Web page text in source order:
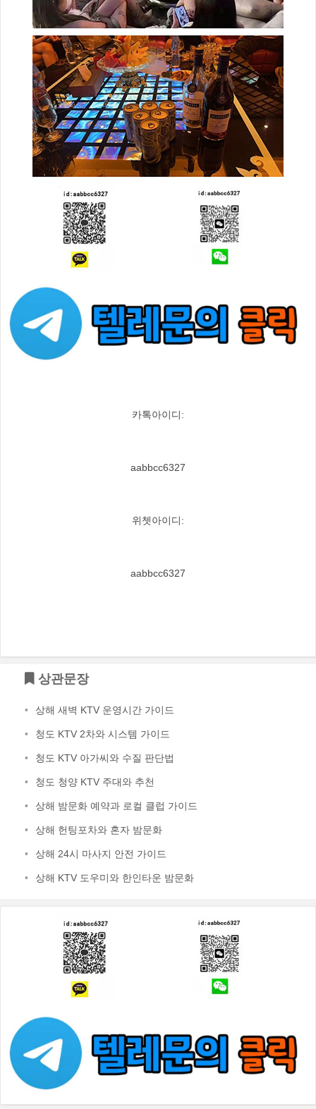
카톡아이디:
aabbcc6327
위쳇아이디:
aabbcc6327
상관문장
• 상해 새벽 KTV 운영시간 가이드
• 청도 KTV 2차와 시스템 가이드
• 청도 KTV 아가씨와 수질 판단법
• 청도 청양 KTV 주대와 추천
• 상해 밤문화 예약과 로컬 클럽 가이드
• 상해 헌팅포차와 혼자 밤문화
• 상해 24시 마사지 안전 가이드
• 상해 KTV 도우미와 한인타운 밤문화